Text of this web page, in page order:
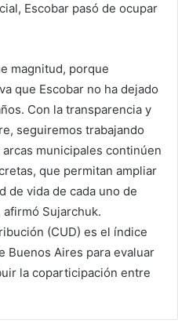
Escobar pasó de ocupar
magnitud, porque
que Escobar no ha dejado
Con la transparencia y
seguiremos trabajando
municipales continúen
que permitan ampliar
de vida de cada uno de
afirmó Sujarchuk.
(CUD) es el índice
Buenos Aires para evaluar
la coparticipación entre